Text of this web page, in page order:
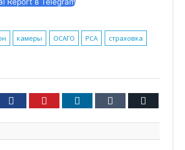
Report в Telegram
камеры ОСАГО РСА
страховка
Facebook Pinterest LinkedIn Tumblr